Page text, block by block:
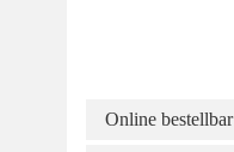
Online bestellbar